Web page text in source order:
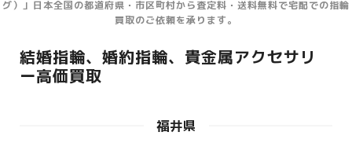
グ）」日本全国の都道府県・市区町村から査定料・送料無料で宅配での指輪
買取のご依頼を承ります。
結婚指輪、婚約指輪、貴金属アクセサリ
ー高価買取
福井県